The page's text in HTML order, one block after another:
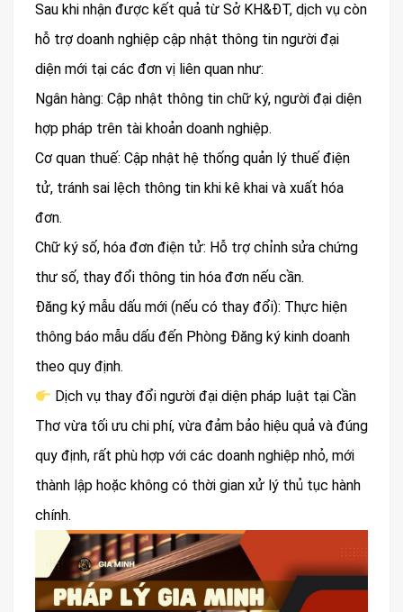
Sau khi nhận được kết quả từ Sở KH&ĐT, dịch vụ còn
hỗ trợ doanh nghiệp cập nhật thông tin người đại
diện mới tại các đơn vị liên quan như:
Ngân hàng: Cập nhật thông tin chữ ký, người đại diện
hợp pháp trên tài khoản doanh nghiệp.
Cơ quan thuế: Cập nhật hệ thống quản lý thuế điện
tử, tránh sai lệch thông tin khi kê khai và xuất hóa
đơn.
Chữ ký số, hóa đơn điện tử: Hỗ trợ chỉnh sửa chứng
thư số, thay đổi thông tin hóa đơn nếu cần.
Đăng ký mẫu dấu mới (nếu có thay đổi): Thực hiện
thông báo mẫu dấu đến Phòng Đăng ký kinh doanh
theo quy định.
Dịch vụ thay đổi người đại diện pháp luật tại Cần
Thơ vừa tối ưu chi phí, vừa đảm bảo hiệu quả và đúng
quy định, rất phù hợp với các doanh nghiệp nhỏ, mới
thành lập hoặc không có thời gian xử lý thủ tục hành
chính.